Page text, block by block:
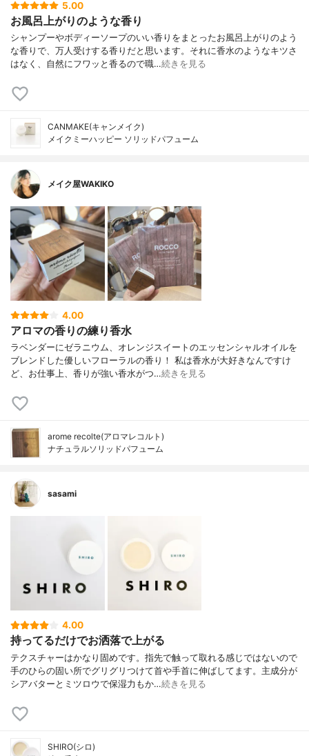
5.00
お風呂上がりのような香り
シャンプーやボディーソープのいい香りをまとったお風呂上がりのよう
な香りで、万人受けする香りだと思います。それに香水のようなキツさ
はなく、自然にフワッと香るので職…続きを見る
CANMAKE(キャンメイク)
メイクミーハッピー ソリッドパフューム
メイク屋WAKIKO
4.00
アロマの香りの練り香水
ラベンダーにゼラニウム、オレンジスイートのエッセンシャルオイルを
ブレンドした優しいフローラルの香り！ 私は香水が大好きなんですけ
ど、お仕事上、香りが強い香水がつ…続きを見る
arome recolte(アロマレコルト)
ナチュラルソリッドパフューム
sasami
4.00
持ってるだけでお洒落で上がる
テクスチャーはかなり固めです。指先で触って取れる感じではないので
手のひらの固い所でグリグリつけて首や手首に伸ばしてます。主成分が
シアバターとミツロウで保湿力もか…続きを見る
SHIRO(シロ)